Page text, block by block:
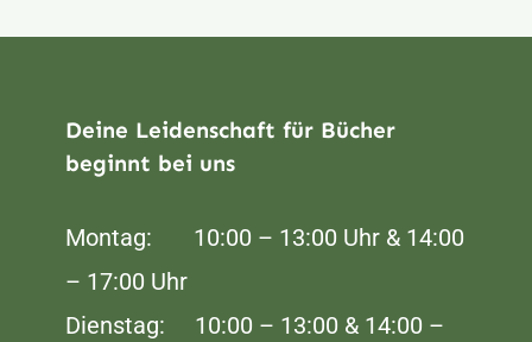
Deine Leidenschaft für Bücher
beginnt bei uns
Montag: 10:00 – 13:00 Uhr & 14:00
– 17:00 Uhr
Dienstag: 10:00 – 13:00 & 14:00 –